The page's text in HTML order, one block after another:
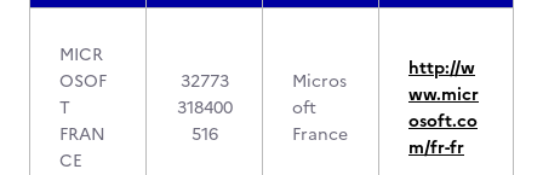
MICR
OSOF
T
FRAN
CE
32773
318400
516
Micros
oft
France
http://w
ww.micr
osoft.co
m/fr-fr